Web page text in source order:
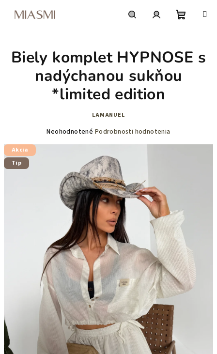
košík
Biely komplet HYPNOSE s
nadýchanou sukňou
*limited edition
LAMANUEL
Priemerné
hviezdičiek.
Neohodnotené Podrobnosti hodnotenia
Akcia
Tip